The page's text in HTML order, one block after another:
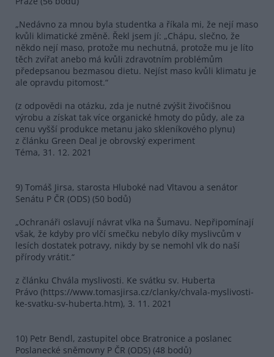
„Nedávno za mnou byla studentka a říkala mi, že nejí maso
kvůli klimatické změně. Řekl jsem jí: „Chápu, slečno, že
někdo nejí maso, protože mu nechutná, protože mu je líto
těch zvířat anebo má kvůli zdravotním problémům
předepsanou bezmasou dietu. Nejíst maso kvůli klimatu je
ale opravdu pitomost.“
(z odpovědi na otázku, zda je nutné zvýšit živočišnou
výrobu a získat tak více organické hmoty do půdy, ale za
cenu vyšší produkce metanu jako skleníkového plynu)
z článku Green Deal je obrovský experiment
Téma, 31. 12. 2021
9) Tomáš Jirsa, starosta Hluboké nad Vltavou a senátor
Senátu P ČR (ODS) (50 bodů)
„Ochranáři oslavují návrat vlka na Šumavu. Nepřipomínají
však, že kdyby pro vlčí smečku nebylo díky myslivcům v
lesích dostatek potravy, nikdy by se nemohl vlk do naší
přírody vrátit.“
z článku Chvála myslivosti. Ke svátku sv. Huberta
Právo (https://www.tomasjirsa.cz/clanky/chvala-myslivosti-
ke-svatku-sv-huberta.htm), 3. 11. 2021
10) Petr Bendl, zastupitel obce Bratronice a poslanec
Poslanecké sněmovny P ČR (ODS) (48 bodů)